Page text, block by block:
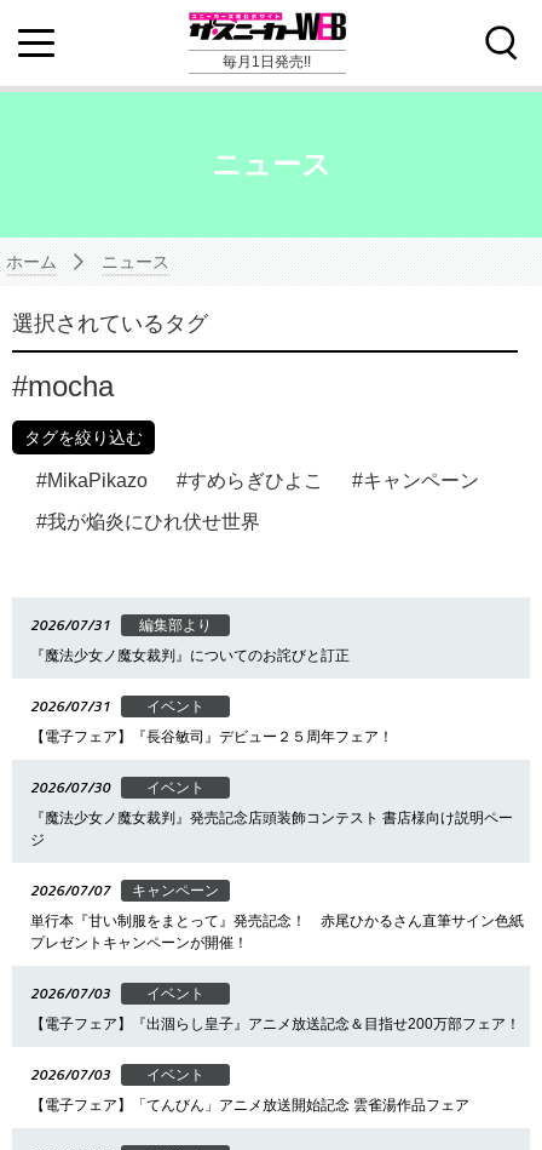
毎月1日発売!!
ニュース
ホーム ニュース
選択されているタグ
mocha
タグを絞り込む
MikaPikazo すめらぎひよこ
キャンペーン
我が焔炎にひれ伏せ世界
2026/07/31
編集部より
『魔法少女ノ魔女裁判』についてのお詫びと訂正
2026/07/31
イベント
【電子フェア】『長谷敏司』デビュー２５周年フェア！
2026/07/30
イベント
『魔法少女ノ魔女裁判』発売記念店頭装飾コンテスト 書店様向け説明ペー
ジ
2026/07/07
キャンペーン
単行本『甘い制服をまとって』発売記念！ 赤尾ひかるさん直筆サイン色紙
プレゼントキャンペーンが開催！
2026/07/03
イベント
【電子フェア】『出涸らし皇子』アニメ放送記念＆目指せ200万部フェア！
2026/07/03
イベント
【電子フェア】「てんびん」アニメ放送開始記念 雲雀湯作品フェア